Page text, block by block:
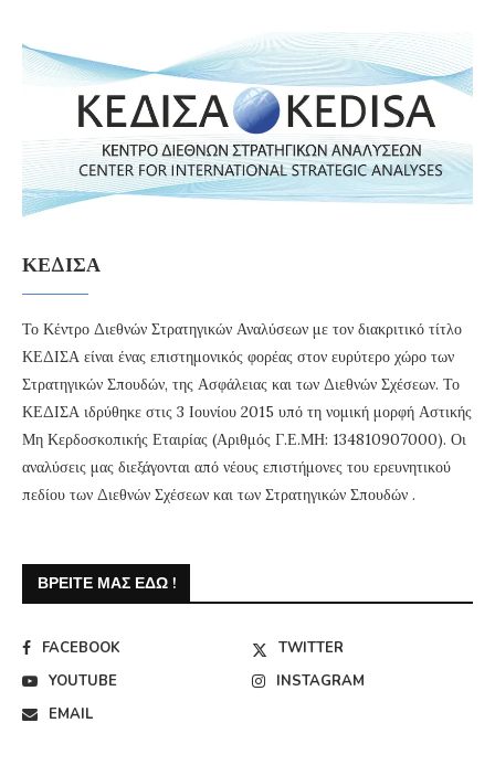
ΚΕΔΙΣΑ
Το Κέντρο Διεθνών Στρατηγικών Αναλύσεων με τον διακριτικό τίτλο
ΚΕΔΙΣΑ είναι ένας επιστημονικός φορέας στον ευρύτερο χώρο των
Στρατηγικών Σπουδών, της Ασφάλειας και των Διεθνών Σχέσεων. Το
ΚΕΔΙΣΑ ιδρύθηκε στις 3 Ιουνίου 2015 υπό τη νομική μορφή Αστικής
Μη Κερδοσκοπικής Εταιρίας (Αριθμός Γ.Ε.ΜΗ: 134810907000). Οι
αναλύσεις μας διεξάγονται από νέους επιστήμονες του ερευνητικού
πεδίου των Διεθνών Σχέσεων και των Στρατηγικών Σπουδών .
ΒΡΕΊΤΕ ΜΑΣ ΕΔΏ !
FACEBOOK
TWITTER
YOUTUBE
INSTAGRAM
EMAIL